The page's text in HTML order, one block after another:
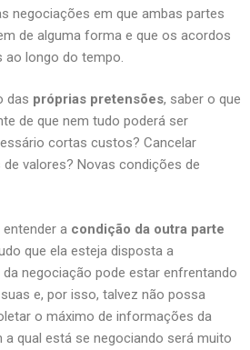
negociações em que ambas partes
de alguma forma e que os acordos
longo do tempo.
das próprias pretensões, saber o que
de que nem tudo poderá ser
cortas custos? Cancelar
valores? Novas condições de
a condição da outra parte
que ela esteja disposta a
negociação pode estar enfrentando
e, por isso, talvez não possa
o máximo de informações da
qual está se negociando será muito